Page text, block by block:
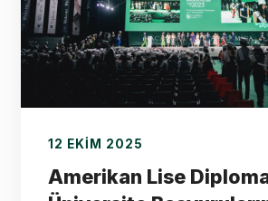
12 EKIM 2025
Amerikan Lise